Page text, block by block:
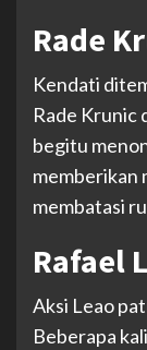
Rade
Kendati
Rade Krunic
begitu
memberikan
membatasi
Rafael
Aksi Leao
Beberapa